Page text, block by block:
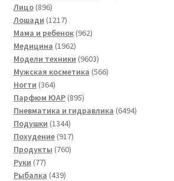
Лицо 896896
товаров
Лошади 12171217
товаров
Мама и ребенок 962962
Медицина 19621962
товара
Модели техники 96039603
товара
Мужская косметика 566566
Ногти 364364
товара
Парфюм ЮАР 895895
товаров
Пневматика и гидравлика 64946494
Подушки 13441344
товара
Похудение 917917
товаров
Продукты 760760
Руки 7777
товаров
Рыбалка 439439